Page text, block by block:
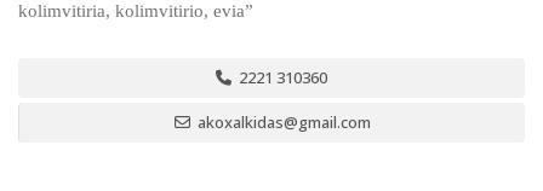
kolimvitiria, kolimvitirio, evia”
2221 310360
akoxalkidas@gmail.com